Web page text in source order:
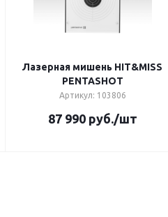
Лазерная мишень HIT&MISS
PENTASHOT
Артикул: 103806
87 990руб./шт